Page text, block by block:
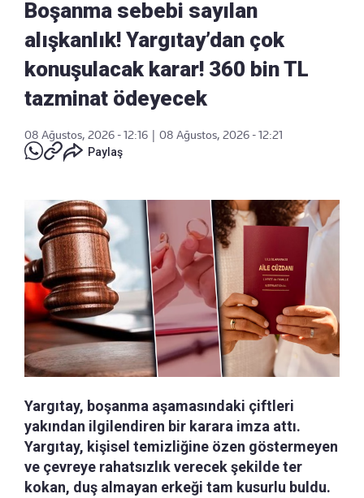
Boşanma sebebi sayılan
alışkanlık! Yargıtay’dan çok
konuşulacak karar! 360 bin TL
tazminat ödeyecek
08 Ağustos, 2026 - 12:16
08 Ağustos, 2026 - 12:21
Paylaş
Yargıtay, boşanma aşamasındaki çiftleri
yakından ilgilendiren bir karara imza attı.
Yargıtay, kişisel temizliğine özen göstermeyen
ve çevreye rahatsızlık verecek şekilde ter
kokan, duş almayan erkeği tam kusurlu buldu.